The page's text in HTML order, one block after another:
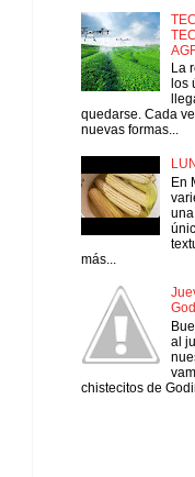
La
los
quedarse. Cada
nuevas formas...
En
más...
al
chistecitos de